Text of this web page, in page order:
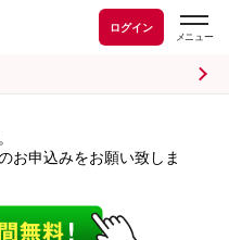
ログイン
お申込みをお願い致しま